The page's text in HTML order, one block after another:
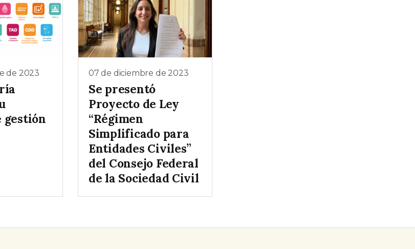
de 2023
gestión
07 de diciembre de 2023
Se presentó
Proyecto de Ley
“Régimen
Simplificado para
Entidades Civiles”
del Consejo Federal
de la Sociedad Civil